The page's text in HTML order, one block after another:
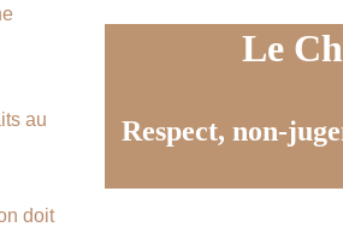
au
doit
Le
Respect, non-